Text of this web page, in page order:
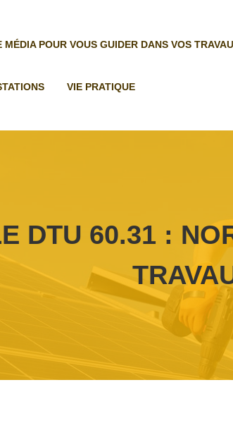
MÉDIA POUR VOUS GUIDER DANS VOS
VIE PRATIQUE
DTU 60.31 :